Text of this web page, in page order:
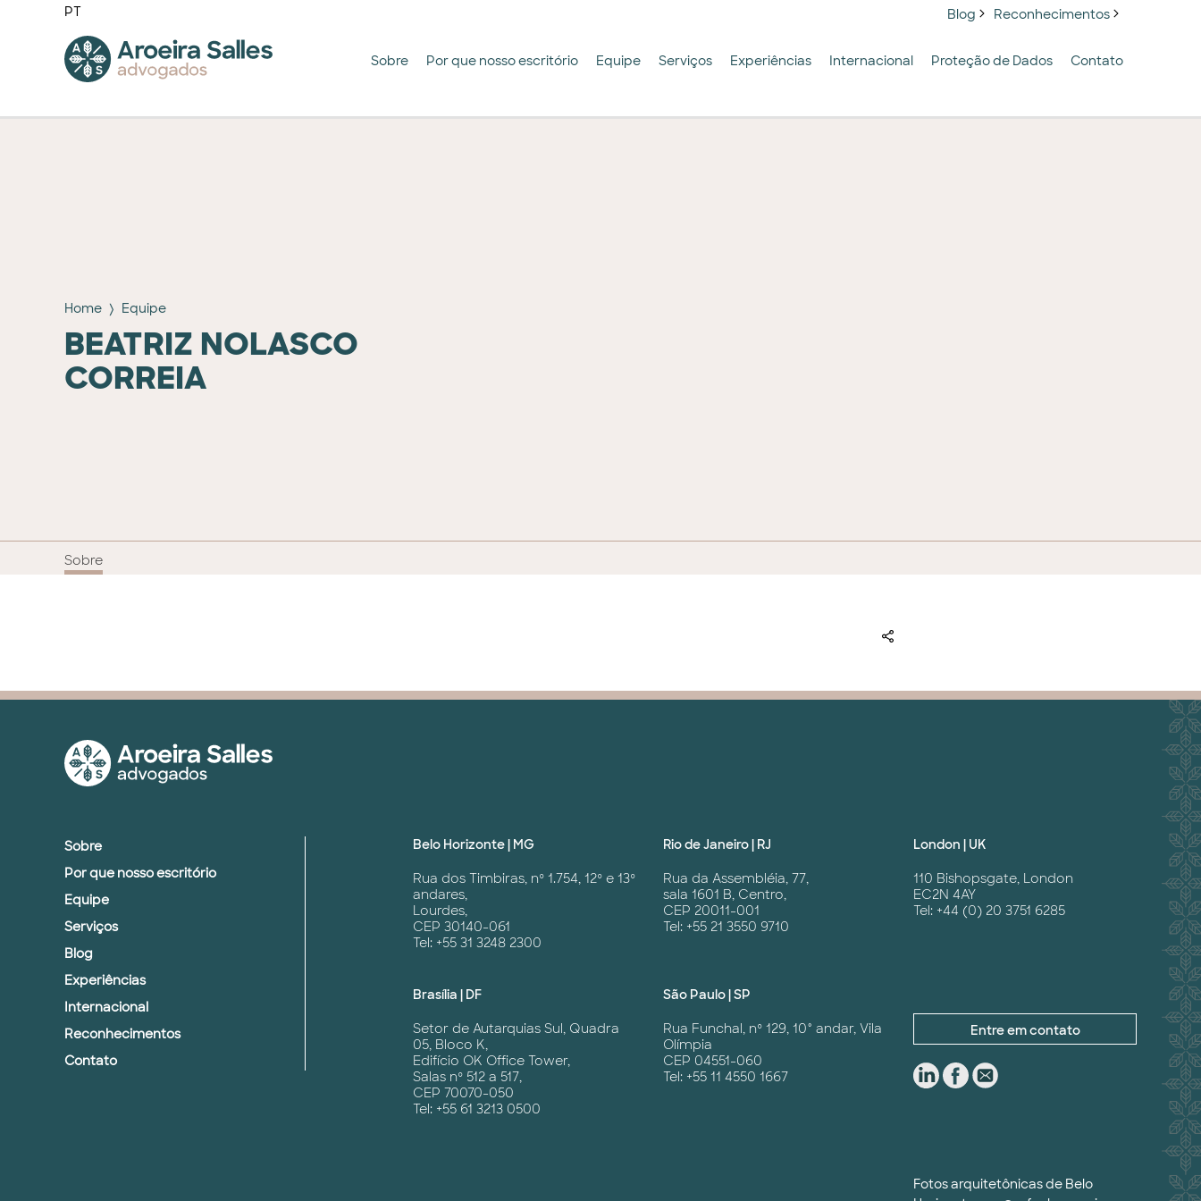
PT Blog Reconhecimentos
Sobre Por que nosso escritório Equipe Serviços Experiências Internacional Proteção de Dados Contato
Home Equipe
BEATRIZ NOLASCO
CORREIA
Sobre
Sobre
Por que nosso escritório
Equipe
Serviços
Blog
Experiências
Internacional
Reconhecimentos
Contato
Belo Horizonte | MG
Rua dos Timbiras, nº 1.754, 12º e 13º
andares,
Lourdes,
CEP 30140-061
Tel: +55 31 3248 2300
Rio de Janeiro | RJ
Rua da Assembléia, 77,
sala 1601 B, Centro,
CEP 20011-001
Tel: +55 21 3550 9710
London | UK
110 Bishopsgate, London
EC2N 4AY
Tel: +44 (0) 20 3751 6285
Brasília | DF
Setor de Autarquias Sul, Quadra
05, Bloco K,
Edifício OK Office Tower,
Salas nº 512 a 517,
CEP 70070-050
Tel: +55 61 3213 0500
São Paulo | SP
Rua Funchal, nº 129, 10° andar, Vila
Olímpia
CEP 04551-060
Tel: +55 11 4550 1667
Entre em contato
Fotos arquitetônicas de Belo